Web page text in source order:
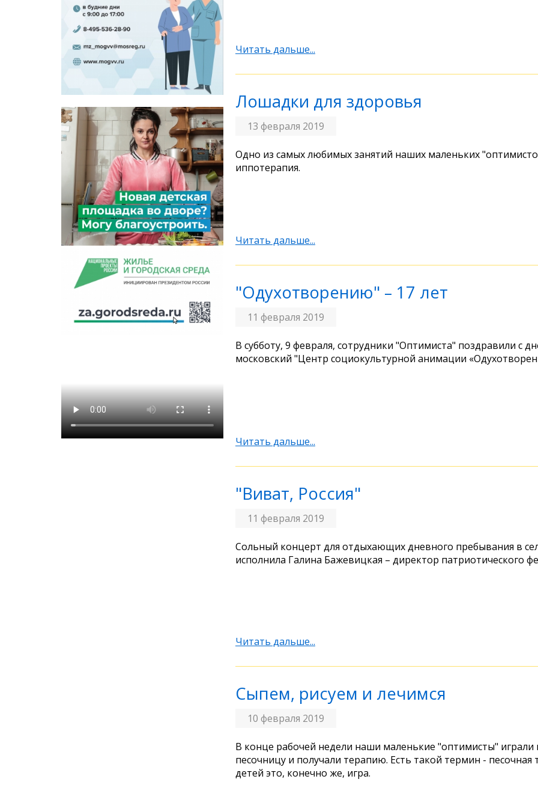
Читать дальше...
Лошадки для здоровья
13 февраля 2019
Одно из самых любимых занятий наших маленьких
иппотерапия.
Читать дальше...
"Одухотворению" – 17 лет
11 февраля 2019
В субботу, 9 февраля, сотрудники "Оптимиста" поздравили с
московский "Центр социокультурной анимации
Читать дальше...
"Виват, Россия"
11 февраля 2019
Сольный концерт для отдыхающих дневного пребывания в
исполнила Галина Бажевицкая – директор патриотического
Читать дальше...
Сыпем, рисуем и лечимся
10 февраля 2019
В конце рабочей недели наши маленькие "оптимисты" играли
песочницу и получали терапию. Есть такой термин - песочная
детей это, конечно же, игра.